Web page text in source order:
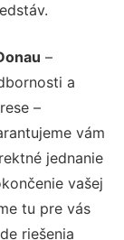
–
a
–
vám
jednanie
vašej
tu pre vás
riešenia